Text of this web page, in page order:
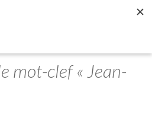
mot-clef « Jean-